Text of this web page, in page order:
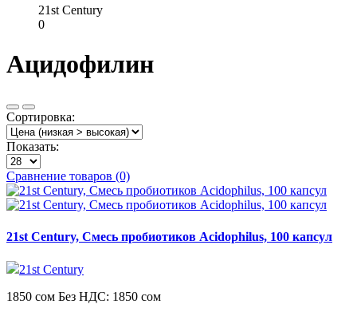
21st Century
0
Ацидофилин
Сортировка:
Показать:
Сравнение товаров (0)
21st Century, Смесь пробиотиков Acidophilus, 100 капсул
21st Century
1850 сом Без НДС: 1850 сом